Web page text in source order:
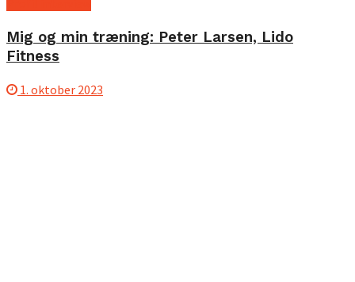
Mig og min træning: Peter Larsen, Lido
Fitness
1. oktober 2023